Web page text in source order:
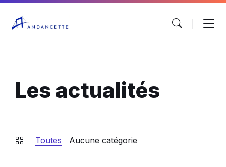
Les actualités
Toutes Aucune catégorie